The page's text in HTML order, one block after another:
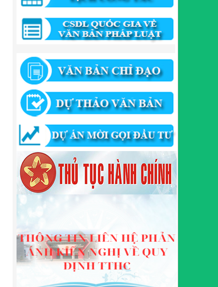
55/QĐ-BQLKKT
hoạch vốn đầu tư công năm 2025
Lượt xem:816 | lượt tải:420
QUYẾT ĐỊNH Về việc phê duyệt quy trình nội bộ giải
quyết thủ tục hành chính trong lĩnh vực đầu tư tại
Việt Nam thuộc thẩm quyền giải quyết của Ban
Quản lý Khu kinh tế tỉnh Cao Bằng
Lượt xem:669 | lượt tải:203
292/QĐ-UBND
Quyết định về việc công bố danh mục thủ tục hành
chính mới ban hành trong lĩnh vực khu công nghiệp,
khu kinh tế thuộc thẩm quyền giải quyết của Ban
Quản lý Khu kinh tế tỉnh Cao Bằng
Lượt xem:508 | lượt tải:363
314/QĐ-BQLKKT
QUYẾT ĐỊNH Về việc công bố công khai thu hồi dự
toán chi ngân sách năm 2024
Lượt xem:485 | lượt tải:337
QUYẾT ĐỊNH Về việc công bố công khai giao dự
toán chi ngân sách năm 2024
Lượt xem:599 | lượt tải:650
Nghị Quyết Quy định mức thu, chế độ thu, nộp,